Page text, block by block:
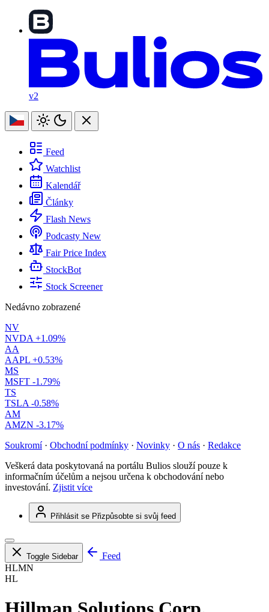
v2
Feed
Watchlist
Kalendář
Články
Flash News
Podcasty New
Fair Price Index
StockBot
Stock Screener
Nedávno zobrazené
NV
NVDA +1.09%
AA
AAPL +0.53%
MS
MSFT -1.79%
TS
TSLA -0.58%
AM
AMZN -3.17%
Soukromí · Obchodní podmínky · Novinky · O nás · Redakce
Veškerá data poskytovaná na portálu Bulios slouží pouze k
informačním účelům a nejsou určena k obchodování nebo
investování. Zjistit více
Přihlásit se Přizpůsobte si svůj feed
Toggle Sidebar
Feed
HLMN
HL